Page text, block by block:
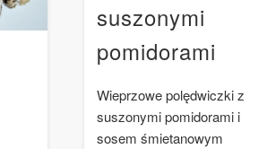
suszonymi
pomidorami
Wieprzowe polędwiczki z
suszonymi pomidorami i
sosem śmietanowym